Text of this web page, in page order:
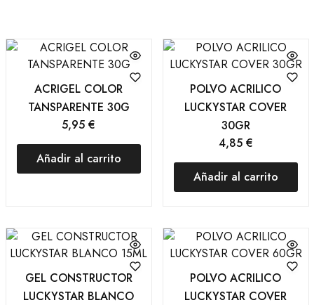
ACRIGEL COLOR
TANSPARENTE 30G
5,95 €
Añadir al carrito
POLVO ACRILICO
LUCKYSTAR COVER
30GR
4,85 €
Añadir al carrito
GEL CONSTRUCTOR
LUCKYSTAR BLANCO
POLVO ACRILICO
LUCKYSTAR COVER